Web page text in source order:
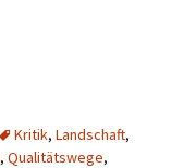
Kritik, Landschaft,
, Qualitätswege,